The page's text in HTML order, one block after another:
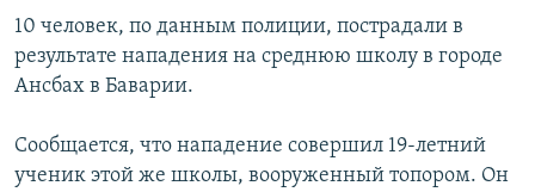
Вернутся
поиску
КЫРГЫЗЧА
ЎЗБЕКЧА
TÜRKMENÇE
10 человек, по данным полиции, пострадали в
результате нападения на среднюю школу в городе
Ансбах в Баварии.
Сообщается, что нападение совершил 19-летний
ученик этой же школы, вооруженный топором. Он